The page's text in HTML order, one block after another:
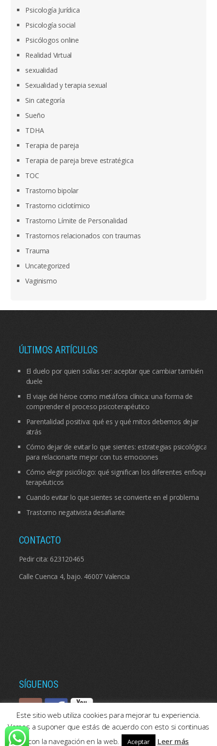
Psicología Jurídica
Psicología social
Psicólogos online
Realidad Virtual
sexualidad
Sexualidad y terapia sexual
Sin categoría
Sueño
TDHA
Terapia de pareja
Terapia de pareja breve estratégica
TOC
Trastorno bipolar
Trastorno ciclotímico
Trastorno Límite de Personalidad
Trastornos relacionados con traumas
Trauma
Uncategorized
Vaginismo
ÚLTIMOS ARTÍCULOS
El duelo por quien solías ser: aceptar que cambiar también
duele
El viaje del héroe como metáfora clínica: una forma de
comprender el proceso psicoterapéutico
Parentalidad positiva: qué es y qué mitos debemos dejar
atrás
Cómo dejar de evitar lo que sientes: estrategias psicológicas
para relacionarte mejor con tus emociones
Cómo elegir psicólogo: qué significan los diferentes enfoques
terapéuticos
Cuando evitar lo que sientes se convierte en el problema
Trastorno negativista desafiante
CONTACTO
Pedir cita: 623120465
Calle Cuenca 4, bajo. 46007 Valencia
SÍGUENOS
© 2026: Psicologos Valencia | Consulta de psicología en Valencia
Este sitio web utiliza cookies para mejorar tu experiencia.
Vamos a suponer que estás de acuerdo con esto si continuas
con la navegación en la web.
Aceptar Leer más